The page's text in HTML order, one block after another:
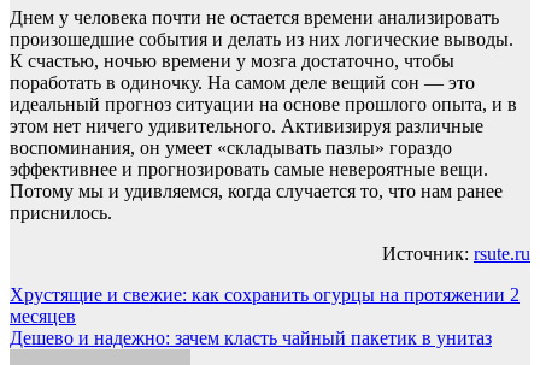
Днем у человека почти не остается времени анализировать
произошедшие события и делать из них логические выводы.
К счастью, ночью времени у мозга достаточно, чтобы
поработать в одиночку. На самом деле вещий сон — это
идеальный прогноз ситуации на основе прошлого опыта, и в
этом нет ничего удивительного. Активизируя различные
воспоминания, он умеет «складывать пазлы» гораздо
эффективнее и прогнозировать самые невероятные вещи.
Потому мы и удивляемся, когда случается то, что нам ранее
приснилось.
Источник: rsute.ru
Навигация
по
Хрустящие и свежие: как сохранить огурцы на протяжении 2
месяцев
Дешево и надежно: зачем класть чайный пакетик в унитаз